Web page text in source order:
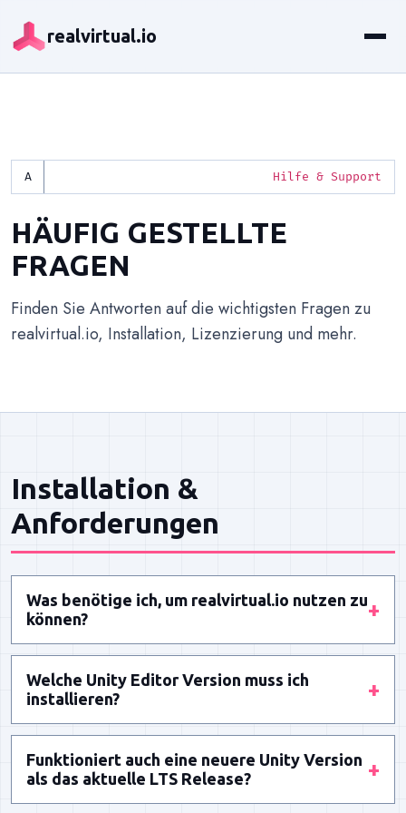
realvirtual.io
Hilfe & Support
HÄUFIG GESTELLTE
FRAGEN
Finden Sie Antworten auf die wichtigsten Fragen zu
realvirtual.io, Installation, Lizenzierung und mehr.
Installation &
Anforderungen
Was benötige ich, um realvirtual.io nutzen zu
können?
+
Der installierte Unity Editor wird benötigt –
entweder Professional oder Standard Lizenz.
Welche Unity Editor Version muss ich
installieren?
+
Releases basieren auf dem aktuellen Long Term
Stable Release (LTS). Innerhalb der Unity LTS-
Funktioniert auch eine neuere Unity Version
als das aktuelle LTS Release?
+